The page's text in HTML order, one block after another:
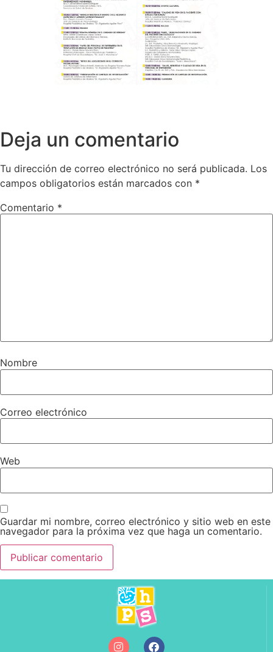
Deja un comentario
Tu dirección de correo electrónico no será publicada. Los
campos obligatorios están marcados con *
Comentario *
Nombre
Correo electrónico
Web
Guardar mi nombre, correo electrónico y sitio web en este
navegador para la próxima vez que haga un comentario.